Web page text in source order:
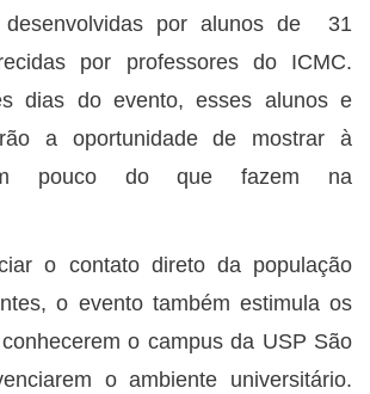
desenvolvidas por alunos de 31
por professores do ICMC.
dias do evento, esses alunos e
a oportunidade de mostrar à
pouco do que fazem na
o contato direto da população
o evento também estimula os
o campus da USP São
o ambiente universitário.